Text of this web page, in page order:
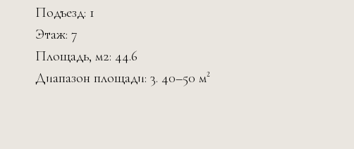
Подъезд: 1
Этаж: 7
Площадь, м2: 44.6
Диапазон площади: 3. 40–50 м²